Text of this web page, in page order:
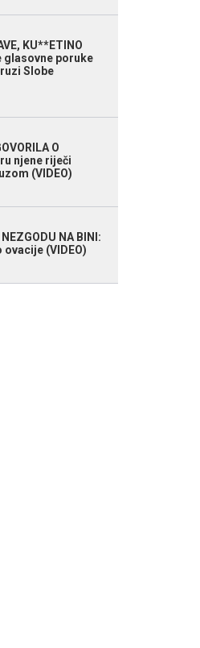
KU**ETINO
glasovne poruke
Slobe
O
njene riječi
(VIDEO)
NA BINI:
(VIDEO)